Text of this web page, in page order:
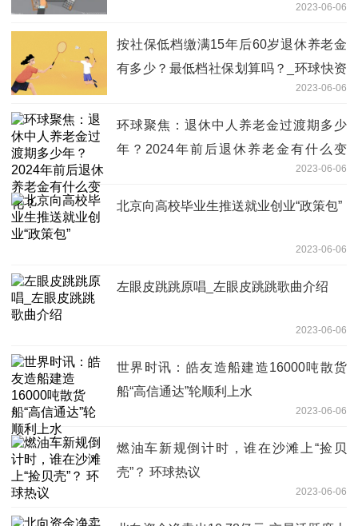
2023-06-06
按社保低档缴满15年后60岁退休养老金
有多少？最低档社保划算吗？_环球快资
2023-06-06
环球聚焦：退休中人养老金过渡期多少
年？2024年前后退休养老金有什么变
2023-06-06
北京向高校毕业生推送就业创业“政策包”
2023-06-06
左眼皮跳跳原唱_左眼皮跳跳歌曲介绍
2023-06-06
世界时讯：皓友造船建造16000吨散货
船“高信通达”轮顺利上水
2023-06-06
燃油车新规倒计时，谁在沙滩上“捡贝
壳”？ 环球热议
2023-06-06